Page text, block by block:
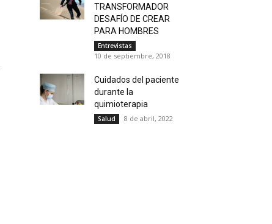
TRANSFORMADOR
DESAFÍO DE CREAR
PARA HOMBRES
Entrevistas
10 de septiembre, 2018
Cuidados del paciente
durante la
quimioterapia
Salud 8 de abril, 2022